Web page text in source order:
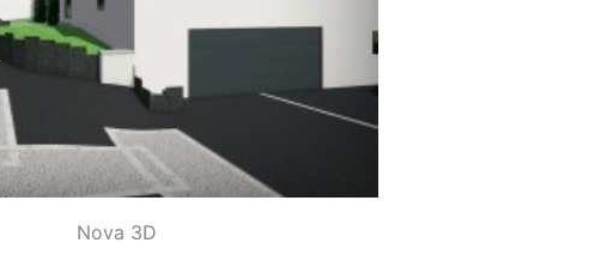
Nova 3D